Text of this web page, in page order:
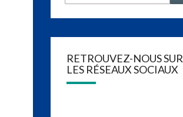
RETROUVEZ-NOUS SUR
LES RÉSEAUX SOCIAUX